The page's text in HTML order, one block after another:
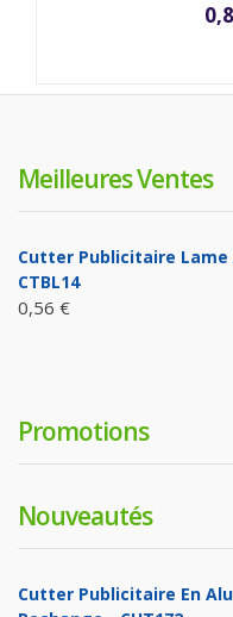
Meilleures Ventes
Cutter Publicitaire
CTBL14
0,56 €
Promotions
Nouveautés
Cutter Publicitaire En